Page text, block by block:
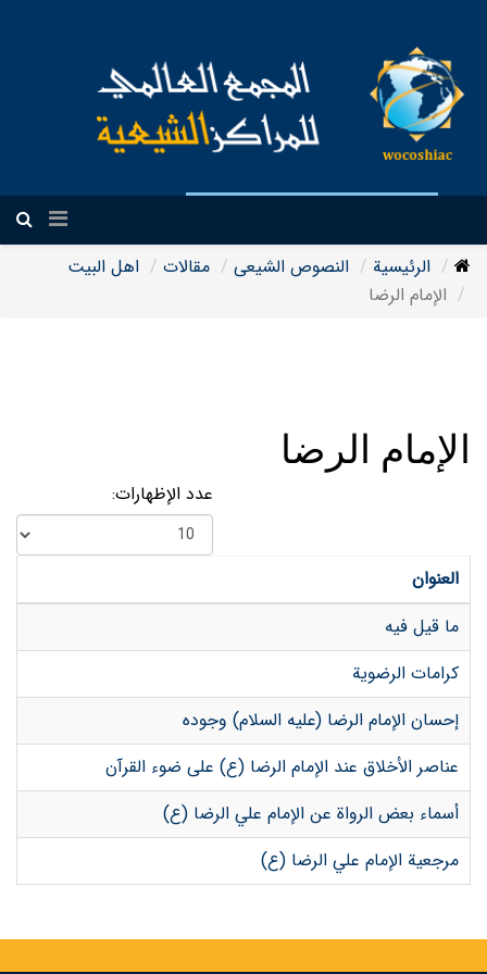
الرئيسية النصوص الشيعی مقالات
اهل البیت
الإمام الرضا
الإمام الرضا
عدد الإظهارات:
العنوان
ما قیل فیه
کرامات الرضویة
إحسان الإمام الرضا (عليه السلام) وجوده
عناصر الأخلاق عند الإمام الرضا (ع) على ضوء القرآن
أسماء بعض الرواة عن الإمام علي الرضا (ع)
مرجعية الإمام علي الرضا (ع)